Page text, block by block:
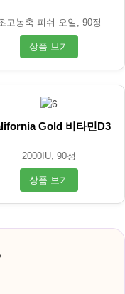
고농축 피쉬 오일, 90정
상품 보기
Gold 비타민D3
2000IU, 90정
상품 보기